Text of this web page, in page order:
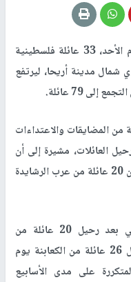
أجبر مستوطنون، اليوم الأحد، 33 عائلة فلسطينية
شمال مدينة أريحا، ليرتفع
79 عائلة.
من المضايقات والاعتداءات
العائلات، مشيرة إلى أن
العائلات التي تم تهجيرها اليوم تتوزع بين 20 عائلة من عرب الرشايدة
وأوضحت أن رحيل العائلات اليوم يأتي بعد رحيل 20 عائلة من
المزارعين من يطا السبت الماضي، ورحيل 26 عائلة من الكعابنة يوم
على مدى الأسابيع